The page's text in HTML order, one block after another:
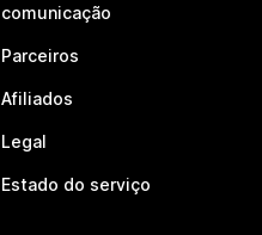
comunicação
Parceiros
Afiliados
Legal
Estado do serviço